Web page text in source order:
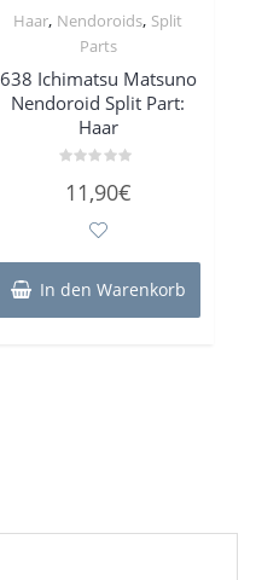
Haar, Nendoroids, Split
Parts
638 Ichimatsu Matsuno
Nendoroid Split Part:
Haar
mit
11,90€
In den Warenkorb